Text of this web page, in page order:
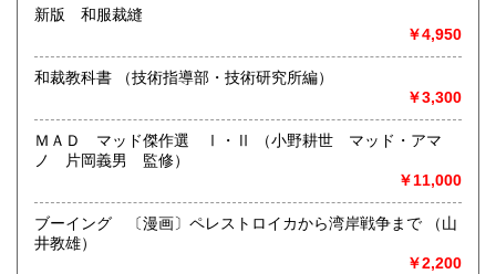
原則として「店頭への持ち込みのみ」とさせていただいてお
取り扱い分野
歴史、美術工芸、趣味、サブカルチャー、古書一般（その
新版 和服裁縫
￥4,950
和裁教科書 （技術指導部・技術研究所編）
￥3,300
ＭＡＤ マッド傑作選 Ⅰ・Ⅱ （小野耕世 マッド・アマ
ノ 片岡義男 監修）
￥11,000
ブーイング 〔漫画〕ペレストロイカから湾岸戦争まで （山
井教雄）
￥2,200